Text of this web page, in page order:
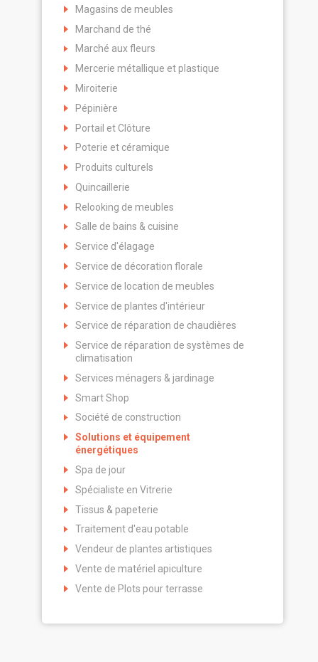
Magasins de meubles
Marchand de thé
Marché aux fleurs
Mercerie métallique et plastique
Miroiterie
Pépinière
Portail et Clôture
Poterie et céramique
Produits culturels
Quincaillerie
Relooking de meubles
Salle de bains & cuisine
Service d'élagage
Service de décoration florale
Service de location de meubles
Service de plantes d'intérieur
Service de réparation de chaudières
Service de réparation de systèmes de
climatisation
Services ménagers & jardinage
Smart Shop
Société de construction
Solutions et équipement
énergétiques
Spa de jour
Spécialiste en Vitrerie
Tissus & papeterie
Traitement d'eau potable
Vendeur de plantes artistiques
Vente de matériel apiculture
Vente de Plots pour terrasse